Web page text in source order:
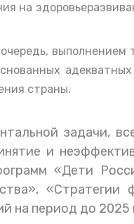
на
страны.
задачи,
и
«Дети
на период до 2025